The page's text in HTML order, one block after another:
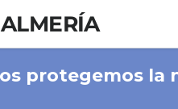
ALMERÍA